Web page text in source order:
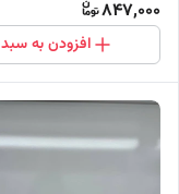
847,000
افزودن به سبد